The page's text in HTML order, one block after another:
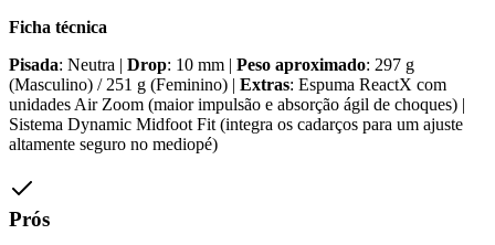
Ficha técnica
Pisada: Neutra | Drop: 10 mm | Peso aproximado: 297 g
(Masculino) / 251 g (Feminino) | Extras: Espuma ReactX com
unidades Air Zoom (maior impulsão e absorção ágil de choques) |
Sistema Dynamic Midfoot Fit (integra os cadarços para um ajuste
altamente seguro no mediopé)
Prós